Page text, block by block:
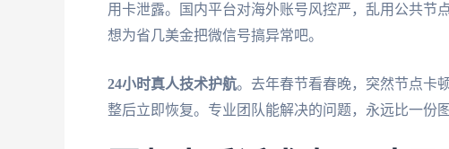
用卡泄露。国内平台对海外账号风控严，乱用公共节
想为省几美金把微信号搞异常吧。
24小时真人技术护航。去年春节看春晚，突然节点卡
整后立即恢复。专业团队能解决的问题，永远比一份